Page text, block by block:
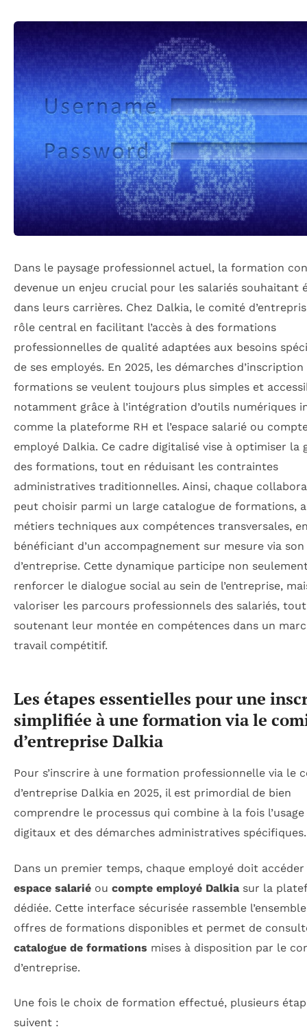
Dans le paysage professionnel actuel, la formation
devenue un enjeu crucial pour les salariés souhaitant
dans leurs carrières. Chez Dalkia, le comité
rôle central en facilitant l’accès à des formations
professionnelles de qualité adaptées aux besoins
de ses employés. En 2025, les démarches d’inscription
formations se veulent toujours plus simples et
notamment grâce à l’intégration d’outils numériques
comme la plateforme RH et l’espace salarié ou
employé Dalkia. Ce cadre digitalisé vise à optimiser la
des formations, tout en réduisant les contraintes
administratives traditionnelles. Ainsi, chaque
peut choisir parmi un large catalogue de formations,
métiers techniques aux compétences transversales,
bénéficiant d’un accompagnement sur mesure via
d’entreprise. Cette dynamique participe non
renforcer le dialogue social au sein de l’entreprise,
valoriser les parcours professionnels des salariés,
soutenant leur montée en compétences dans un
travail compétitif.
Les étapes essentielles pour une
simplifiée à une formation via le
d’entreprise Dalkia
Pour s’inscrire à une formation professionnelle via le
d’entreprise Dalkia en 2025, il est primordial de bien
comprendre le processus qui combine à la fois l’usage
digitaux et des démarches administratives spécifiques.
Dans un premier temps, chaque employé doit accéder
espace salarié ou compte employé Dalkia sur la
dédiée. Cette interface sécurisée rassemble
offres de formations disponibles et permet de
catalogue de formations mises à disposition par le
d’entreprise.
Une fois le choix de formation effectué, plusieurs
suivent :